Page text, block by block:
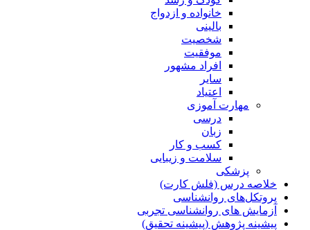
خانواده و ازدواج
بالینی
شخصیت
موفقیت
افراد مشهور
سایر
اعتیاد
مهارت آموزی
درسی
زبان
کسب و کار
سلامت و زیبایی
پزشکی
خلاصه درس (فلش کارت)
پروتکل‌های روانشناسی
آزمایش های روانشناسی تجربی
پیشینه پژوهش (پیشینه تحقیق)